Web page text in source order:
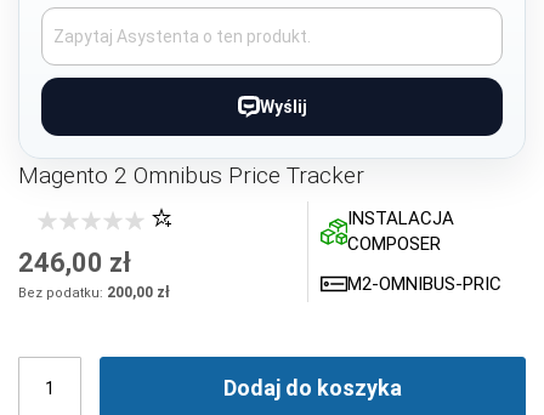
Wyślij
Magento 2 Omnibus Price Tracker
246,00 zł
200,00 zł
INSTALACJA
COMPOSER
M2-OMNIBUS-PRICE
Dodaj do koszyka